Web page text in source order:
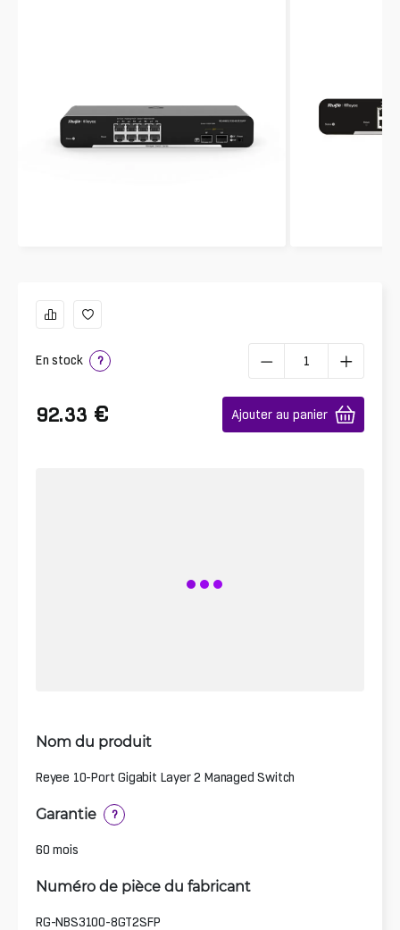
En stock ?
92.33 € Ajouter au panier
Nom du produit
Reyee 10-Port Gigabit Layer 2 Managed Switch
Garantie ?
60 mois
Numéro de pièce du fabricant
RG-NBS3100-8GT2SFP